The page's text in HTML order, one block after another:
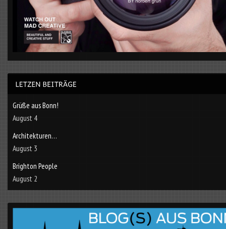
Grüße aus Bonn!
August 4
Architekturen…
August 3
Brighton People
August 2